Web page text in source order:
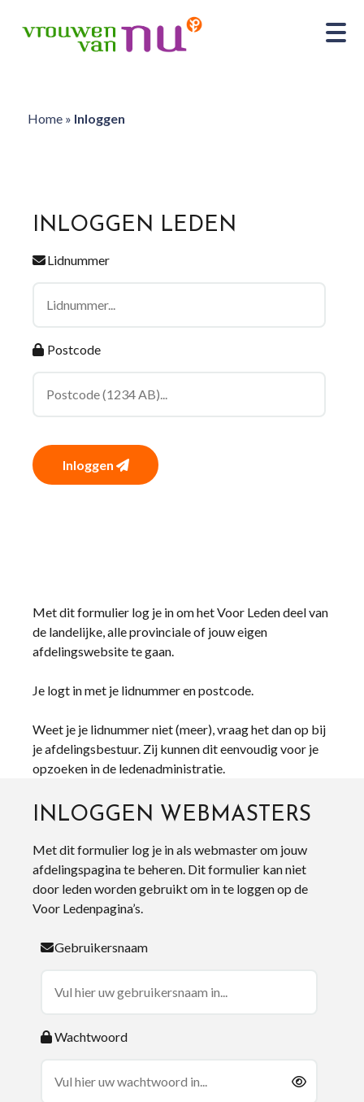
Home» Inloggen
INLOGGEN LEDEN
Lidnummer
Postcode
Inloggen
Met dit formulier log je in om het Voor Leden deel van
de landelijke, alle provinciale of jouw eigen
afdelingswebsite te gaan.
Je logt in met je lidnummer en postcode.
Weet je je lidnummer niet (meer), vraag het dan op bij
je afdelingsbestuur. Zij kunnen dit eenvoudig voor je
opzoeken in de ledenadministratie.
INLOGGEN WEBMASTERS
Met dit formulier log je in als webmaster om jouw
afdelingspagina te beheren. Dit formulier kan niet
door leden worden gebruikt om in te loggen op de
Voor Ledenpagina’s.
Gebruikersnaam
Wachtwoord